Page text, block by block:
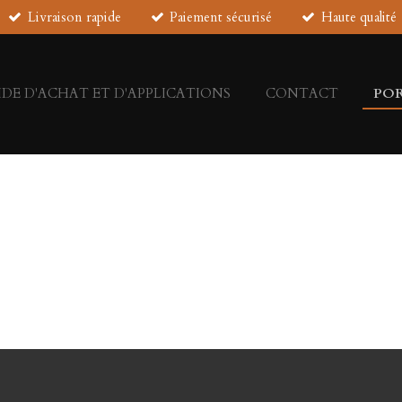
Livraison rapide Paiement sécurisé Haute qualité
D'ACHAT ET D'APPLICATIONS CONTACT